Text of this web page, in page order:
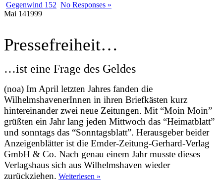
Gegenwind 152 No Responses »
Mai 141999
Pressefreiheit…
…ist eine Frage des Geldes
(noa) Im April letzten Jahres fanden die
WilhelmshavenerInnen in ihren Briefkästen kurz
hintereinander zwei neue Zeitungen. Mit “Moin Moin”
grüßten ein Jahr lang jeden Mittwoch das “Heimatblatt”
und sonntags das “Sonntagsblatt”. Herausgeber beider
Anzeigenblätter ist die Emder-Zeitung-Gerhard-Verlag
GmbH & Co. Nach genau einem Jahr musste dieses
Verlagshaus sich aus Wilhelmshaven wieder
zurückziehen. Weiterlesen »